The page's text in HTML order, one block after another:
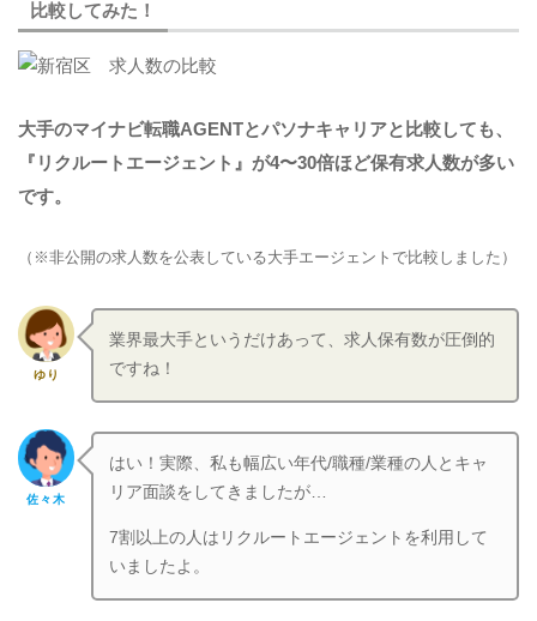
比較してみた！
大手のマイナビ転職AGENTとパソナキャリアと比較しても、
『リクルートエージェント』が4〜30倍ほど保有求人数が多い
です。
（※非公開の求人数を公表している大手エージェントで比較しました）
ゆり
業界最大手というだけあって、求人保有数が圧倒的
ですね！
佐々木
はい！実際、私も幅広い年代/職種/業種の人とキャ
リア面談をしてきましたが…
7割以上の人はリクルートエージェントを利用して
いましたよ。